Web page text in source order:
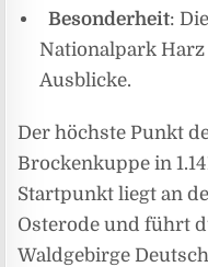
Besonderheit:
Nationalpark
Ausblicke.
Der höchste Punkt
Brockenkuppe in
Startpunkt liegt an
Osterode und führt
Waldgebirge